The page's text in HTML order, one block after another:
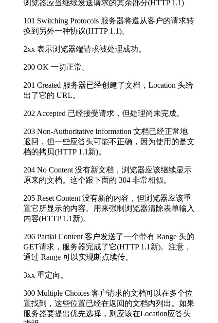
浏览器应当继续发送请求的其余部分(HTTP 1.1)
101 Switching Protocols 服务器将遵从客户的请求转
换到另外一种协议(HTTP 1.1)。
2xx 表示浏览器端请求被处理成功。
200 OK 一切正常。
201 Created 服务器已经创建了文档，Location 头给
出了它的 URL。
202 Accepted 已经接受请求，但处理尚未完成。
203 Non-Authoritative Information 文档已经正常地
返回，但一些应答头可能不正确，因为使用的是文
档的拷贝(HTTP 1.1新)。
204 No Content 没有新文档，浏览器应该继续显示
原来的文档。这个跟下面的 304 非常相似。
205 Reset Content 没有新的内容，但浏览器应该重
置它所显示的内容。用来强制浏览器清除表单输入
内容(HTTP 1.1新)。
206 Partial Content 客户发送了一个带有 Range 头的
GET请求，服务器完成了它(HTTP 1.1新)。注意，
通过 Range 可以实现断点续传。
3xx 重定向。
300 Multiple Choices 客户请求的文档可以在多个位
置找到，这些位置已经在返回的文档内列出。如果
服务器要提出优先选择，则应该在Location应答头